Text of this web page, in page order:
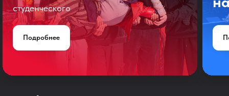
студенческого
Подробнее